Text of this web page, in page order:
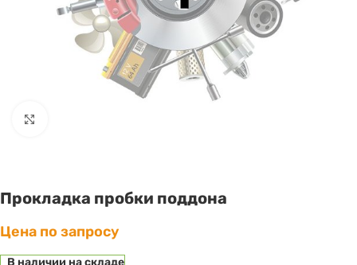
Прокладка пробки поддона
Цена по запросу
В наличии на складе